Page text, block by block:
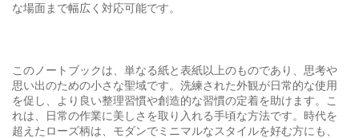
な場面まで幅広く対応可能です。
このノートブックは、単なる紙と表紙以上のものであり、思考や
思い出のための小さな聖域です。洗練された外観が日常的な使用
を促し、より良い整理習慣や創造的な習慣の定着を助けます。こ
れは、日常の作業に美しさを取り入れる手頃な方法です。時代を
超えたローズ柄は、モダンでミニマルなスタイルを好む方にも、